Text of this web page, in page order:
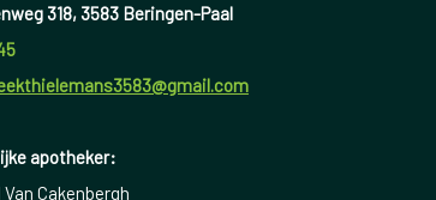
318, 3583 Beringen-Paal
apotheker:
Cakenbergh